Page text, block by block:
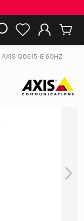
€ 4,084. 05
excl. BTW
AXIS Q8615-E 60HZ